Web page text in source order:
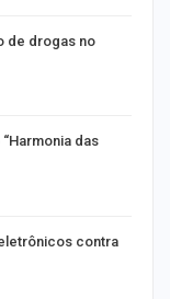
de drogas no
das
contra